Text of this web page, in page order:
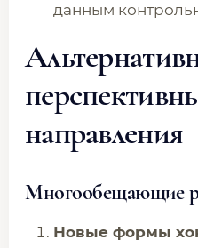
данным
направления
Многообещающие
Новые формы